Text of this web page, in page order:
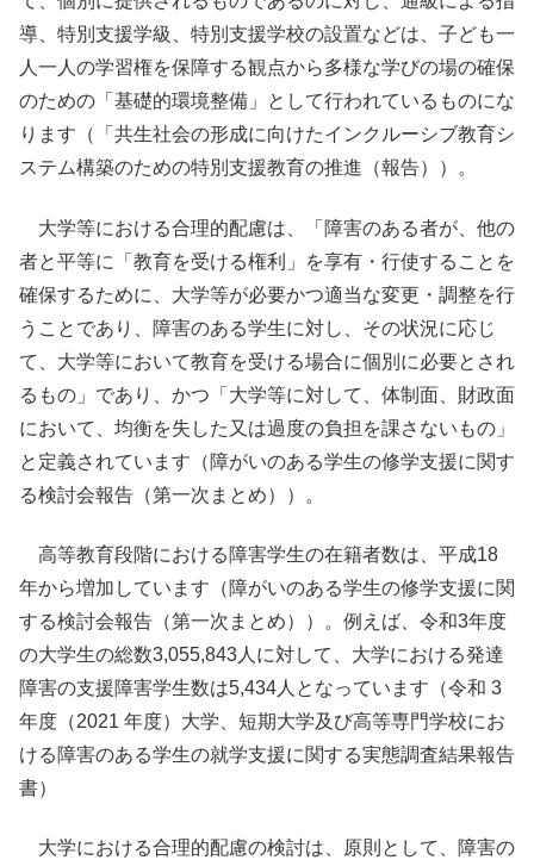
導、特別支援学級、特別支援学校の設置などは、子ども一
人一人の学習権を保障する観点から多様な学びの場の確保
のための「基礎的環境整備」として行われているものにな
ります（「共生社会の形成に向けたインクルーシブ教育シ
ステム構築のための特別支援教育の推進（報告））。
大学等における合理的配慮は、「障害のある者が、他の
者と平等に「教育を受ける権利」を享有・行使することを
確保するために、大学等が必要かつ適当な変更・調整を行
うことであり、障害のある学生に対し、その状況に応じ
て、大学等において教育を受ける場合に個別に必要とされ
るもの」であり、かつ「大学等に対して、体制面、財政面
において、均衡を失した又は過度の負担を課さないもの」
と定義されています（障がいのある学生の修学支援に関す
る検討会報告（第一次まとめ））。
高等教育段階における障害学生の在籍者数は、平成18
年から増加しています（障がいのある学生の修学支援に関
する検討会報告（第一次まとめ））。例えば、令和3年度
の大学生の総数3,055,843人に対して、大学における発達
障害の支援障害学生数は5,434人となっています（令和 3
年度（2021 年度）大学、短期大学及び高等専門学校にお
ける障害のある学生の就学支援に関する実態調査結果報告
書）
大学における合理的配慮の検討は、原則として、障害の